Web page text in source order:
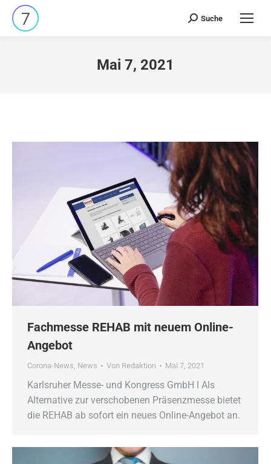
Search:
Suche
Mai 7, 2021
Fachmesse REHAB mit neuem Online-
Angebot
Corona-News, News Von Redaktion Mai 7, 2021
Karlsruher Messe- und Kongress GmbH ǀ Als
Alternative zur verschobenen Präsenzmesse bietet
die REHAB ab sofort ein neues Online-Angebot an.